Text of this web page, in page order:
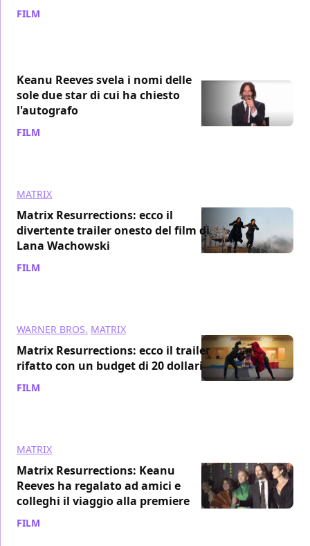
FILM
Keanu Reeves svela i nomi delle
sole due star di cui ha chiesto
l'autografo
FILM
MATRIX
Matrix Resurrections: ecco il
divertente trailer onesto del film di
Lana Wachowski
FILM
WARNER BROS. MATRIX
Matrix Resurrections: ecco il trailer
rifatto con un budget di 20 dollari
FILM
MATRIX
Matrix Resurrections: Keanu
Reeves ha regalato ad amici e
colleghi il viaggio alla premiere
FILM